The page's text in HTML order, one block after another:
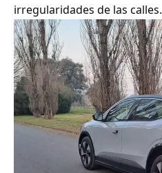
irregularidades de las calles.